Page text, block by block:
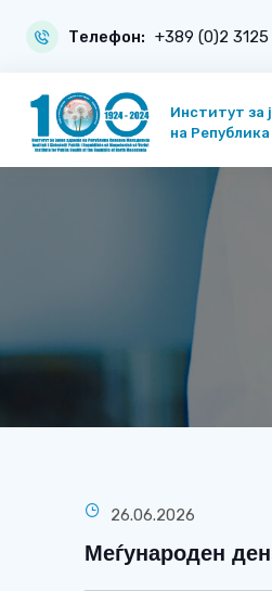
Телефон: +389 (0)2
Институт за
на
26.06.2026
Меѓународен